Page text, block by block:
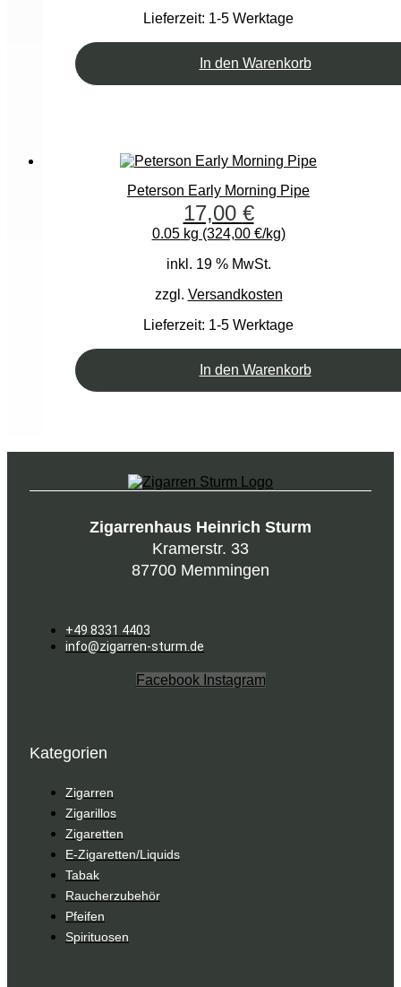
Lieferzeit: 1-5 Werktage
In den Warenkorb
Peterson Early Morning Pipe
17,00 €
0.05 kg (324,00 €/kg)
inkl. 19 % MwSt.
zzgl. Versandkosten
Lieferzeit: 1-5 Werktage
In den Warenkorb
Zigarrenhaus Heinrich Sturm
Kramerstr. 33
87700 Memmingen
+49 8331 4403
info@zigarren-sturm.de
Facebook Instagram
Kategorien
Zigarren
Zigarillos
Zigaretten
E-Zigaretten/Liquids
Tabak
Raucherzubehör
Pfeifen
Spirituosen